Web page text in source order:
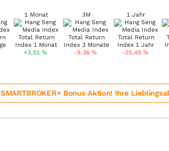
1 Monat
+3,51 %
3M
-9,36%
1 Jahr
-25,45 %
SMARTBROKER+ Bonus Aktion! Ihre